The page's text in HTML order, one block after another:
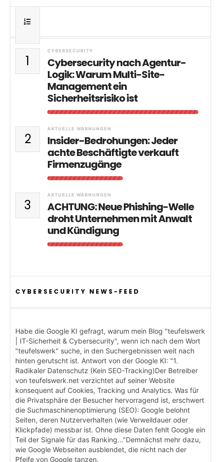
1
CYBERSECURITY
Cybersecurity nach Agentur-
Logik: Warum Multi-Site-
Management ein
Sicherheitsrisiko ist
2
AKTUELLE WARNUNGEN
Insider-Bedrohungen: Jeder
achte Beschäftigte verkauft
Firmenzugänge
3
AKTUELLE WARNUNGEN
ACHTUNG: Neue Phishing-Welle
droht Unternehmen mit Anwalt
und Kündigung
CYBERSECURITY NEWS-FEED
Habe die Google KI gefragt, warum mein Blog "teufelswerk
| IT-Sicherheit & Cybersecurity", wenn ich nach dem Wort
"teufelswerk" suche, in den Suchergebnissen weit nach
hinten gerutscht ist. Antwort von der Google KI: "1.
Radikaler Datenschutz (Kein SEO-Tracking)Der Betreiber
von teufelswerk.net verzichtet auf seiner Website
konsequent auf Cookies, Tracking und Analytics. Was für
die Privatsphäre der Besucher hervorragend ist, erschwert
die Suchmaschinenoptimierung (SEO): Google belohnt
Seiten, deren Nutzerverhalten (wie Verweildauer oder
Klickpfade) messbar ist. Ohne diese Daten fehlt Google ein
Teil der Signale für das Ranking..."Demnächst mehr dazu,
wie Google Webseiten ausblendet, die nicht nach der
Pfeife von Google tanzen.